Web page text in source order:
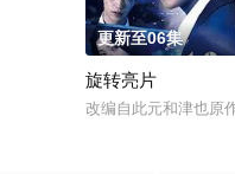
更新至06集
旋转亮片
改编自此元和津也原